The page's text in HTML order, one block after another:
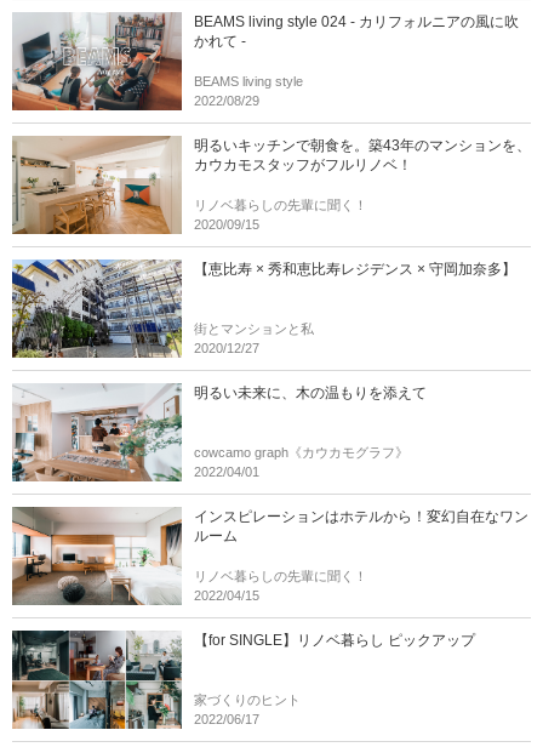
BEAMS living style 024 - カリフォルニアの風に吹
かれて -
BEAMS living style
2022/08/29
明るいキッチンで朝食を。築43年のマンションを、
カウカモスタッフがフルリノベ！
リノベ暮らしの先輩に聞く！
2020/09/15
【恵比寿 × 秀和恵比寿レジデンス × 守岡加奈多】
街とマンションと私
2020/12/27
明るい未来に、木の温もりを添えて
cowcamo graph《カウカモグラフ》
2022/04/01
インスピレーションはホテルから！変幻自在なワン
ルーム
リノベ暮らしの先輩に聞く！
2022/04/15
【for SINGLE】リノベ暮らし ピックアップ
家づくりのヒント
2022/06/17